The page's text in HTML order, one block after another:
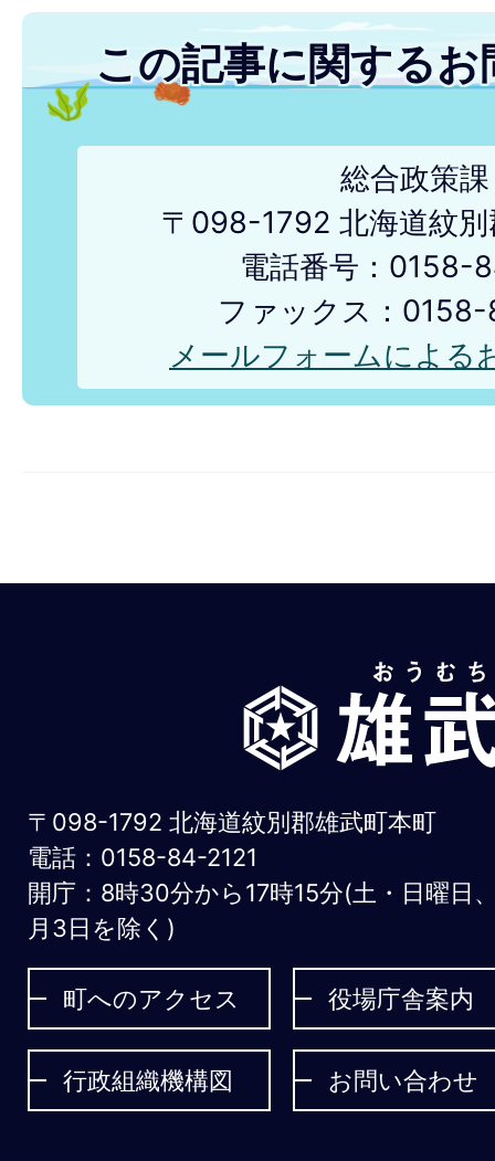
この記事に関する
総合政策課
〒098-1792 北海道紋別
電話番号：0158-
ファックス：
メールフォームによる
お
う
む
ち
ょ
う
〒098-1792 北海道紋別郡雄武町本町
電話：0158-84-2121
開庁：8時30分から17時15分(土・日曜日
月3日を除く)
町へのアクセス 役場庁舎案内
行政組織機構図 お問い合わせ